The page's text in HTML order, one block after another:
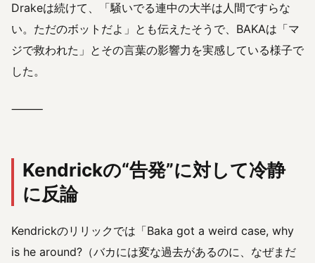
Drakeは続けて、「騒いでる連中の大半は人間ですらな
い。ただのボットだよ」とも伝えたそうで、BAKAは「マ
ジで救われた」とその言葉の影響力を実感している様子で
した。
⸻
Kendrickの“告発”に対して冷静
に反論
Kendrickのリリックでは「Baka got a weird case, why
is he around?（バカには変な過去があるのに、なぜまだ